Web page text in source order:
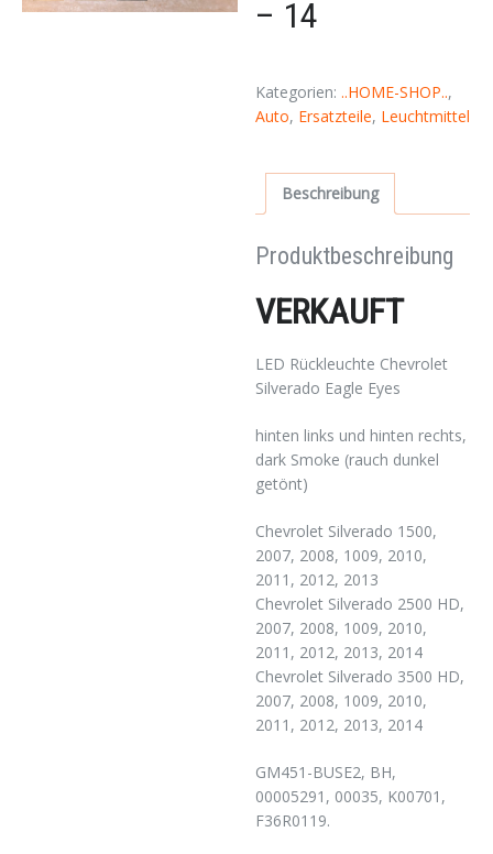
– 14
Kategorien:..HOME-SHOP..,
Auto, Ersatzteile, Leuchtmittel
Beschreibung
Produktbeschreibung
VERKAUFT
LED Rückleuchte Chevrolet
Silverado Eagle Eyes
hinten links und hinten rechts,
dark Smoke (rauch dunkel
getönt)
Chevrolet Silverado 1500,
2007, 2008, 1009, 2010,
2011, 2012, 2013
Chevrolet Silverado 2500 HD,
2007, 2008, 1009, 2010,
2011, 2012, 2013, 2014
Chevrolet Silverado 3500 HD,
2007, 2008, 1009, 2010,
2011, 2012, 2013, 2014
GM451-BUSE2, BH,
00005291, 00035, K00701,
F36R0119.